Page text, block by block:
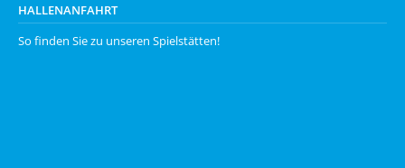
HALLENANFAHRT
So finden Sie zu unseren Spielstätten!